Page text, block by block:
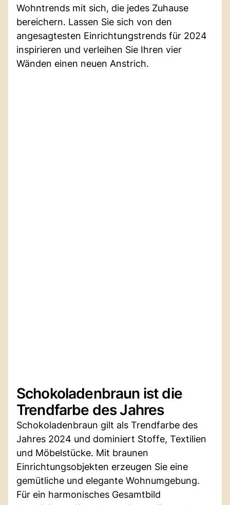
Wohntrends mit sich, die jedes Zuhause
bereichern. Lassen Sie sich von den
angesagtesten Einrichtungstrends für 2024
inspirieren und verleihen Sie Ihren vier
Wänden einen neuen Anstrich.
Schokoladenbraun ist die
Trendfarbe des Jahres
Schokoladenbraun gilt als Trendfarbe des
Jahres 2024 und dominiert Stoffe, Textilien
und Möbelstücke. Mit braunen
Einrichtungsobjekten erzeugen Sie eine
gemütliche und elegante Wohnumgebung.
Für ein harmonisches Gesamtbild